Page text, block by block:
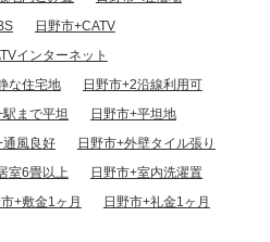
日野市+CATV
インターネット
な住宅地
日野市+2沿線利用可
駅まで平坦
日野市+平坦地
通風良好
日野市+外壁タイル張り
室6畳以上
日野市+室内洗濯置
+敷金1ヶ月
日野市+礼金1ヶ月